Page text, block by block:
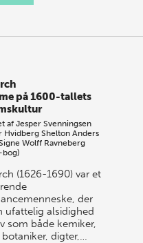
på 1600-tallets
afJesper Svenningsen
Hvidberg Shelton Anders
Wolff Ravneberg
bog)
(1626-1690) var et
der
ufattelig alsidighed
som både kemiker,
digter,…